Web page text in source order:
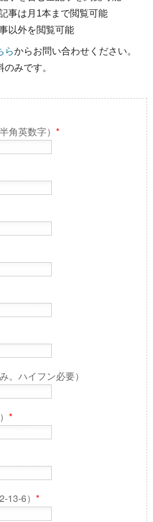
事は月1本まで閲覧可能
以外を閲覧可能
らからお問い合わせください。
みです。
角英数字） *
。ハイフン必要）
*
13-6） *